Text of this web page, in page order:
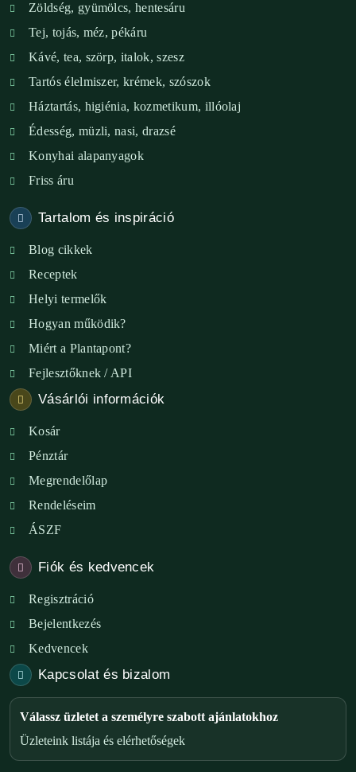
Verőce – Miegymás
XI. ker. – Lemérem
XIX. ker. – Boldog Föld
XVIII. ker. – Eni Mag-ház
XXIII. ker. – Panelpék
Zöldség, gyümölcs, hentesáru
Tej, tojás, méz, pékáru
Kávé, tea, szörp, italok, szesz
Tartós élelmiszer, krémek, szószok
Háztartás, higiénia, kozmetikum, illóolaj
Édesség, müzli, nasi, drazsé
Konyhai alapanyagok
Friss áru
Tartalom és inspiráció
Blog cikkek
Receptek
Helyi termelők
Hogyan működik?
Miért a Plantapont?
Fejlesztőknek / API
Vásárlói információk
Kosár
Pénztár
Megrendelőlap
Rendeléseim
ÁSZF
Fiók és kedvencek
Regisztráció
Bejelentkezés
Kedvencek
Kapcsolat és bizalom
Válassz üzletet a személyre szabott ajánlatokhoz
Üzleteink listája és elérhetőségek